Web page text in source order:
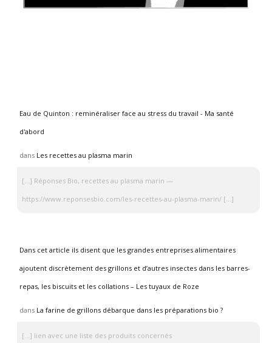
Eau de Quinton : reminéraliser face au stress du travail - Ma santé
d'abord
dans Les recettes au plasma marin
[…] Réponses Bio, recettes au plasma marin —
https://www.reponsesbio.com/les-recettes-au-plasma-marin/ […]
Dans cet article ils disent que les grandes entreprises alimentaires
ajoutent discrètement des grillons et d’autres insectes dans les barres-
repas, les biscuits et les collations – Les tuyaux de Roze
dans La farine de grillons débarque dans les préparations bio ?
[…] lien avec une liste des produits concernés